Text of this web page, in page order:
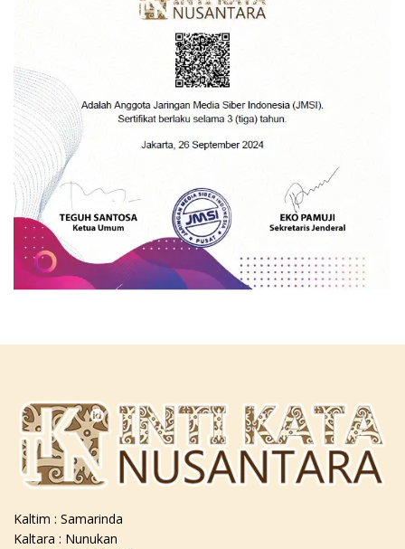
Kaltim : Samarinda
Kaltara : Nunukan